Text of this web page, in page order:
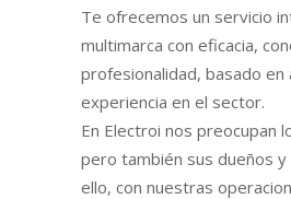
Te ofrecemos un servicio
multimarca con eficacia,
profesionalidad, basado en
experiencia en el sector.
En Electroi nos preocupan
pero también sus dueños
ello, con nuestras